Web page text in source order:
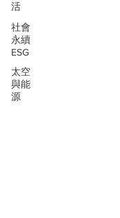
活
社會
永續
ESG
太空
與能
源